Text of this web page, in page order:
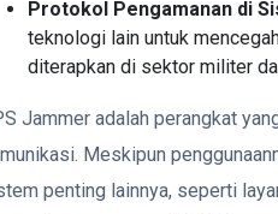
Protokol Pengamanan di
teknologi lain untuk
diterapkan di sektor militer
Jammer adalah perangkat
Meskipun
penting lainnya, seperti